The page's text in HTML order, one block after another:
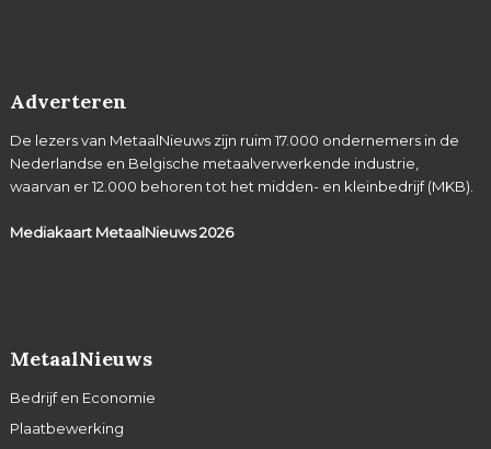
Adverteren
De lezers van MetaalNieuws zijn ruim 17.000 ondernemers in de
Nederlandse en Belgische metaalverwerkende industrie,
waarvan er 12.000 behoren tot het midden- en kleinbedrijf (MKB).
Mediakaart MetaalNieuws2026
MetaalNieuws
Bedrijf en Economie
Plaatbewerking